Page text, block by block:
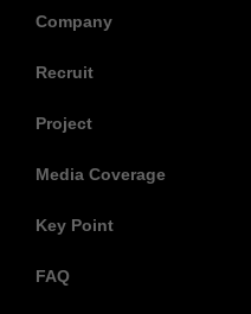
Company
Recruit
Project
Media Coverage
Key Point
FAQ